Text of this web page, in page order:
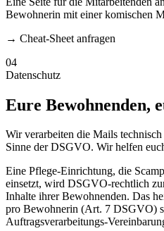
Bewohnerin mit einer komischen
→ Cheat-Sheet anfragen
04
Datenschutz
Eure Bewohnenden,
Wir verarbeiten die Mails
Sinne der DSGVO. Wir helfen
Eine Pflege-Einrichtung, die
einsetzt, wird DSGVO-rechtlich
Inhalte ihrer Bewohnenden. Das
pro Bewohnerin (Art. 7 DSGVO)
Auftragsverarbeitungs-